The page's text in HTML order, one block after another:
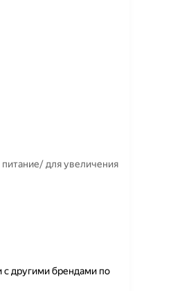
для увеличения
с другими брендами по